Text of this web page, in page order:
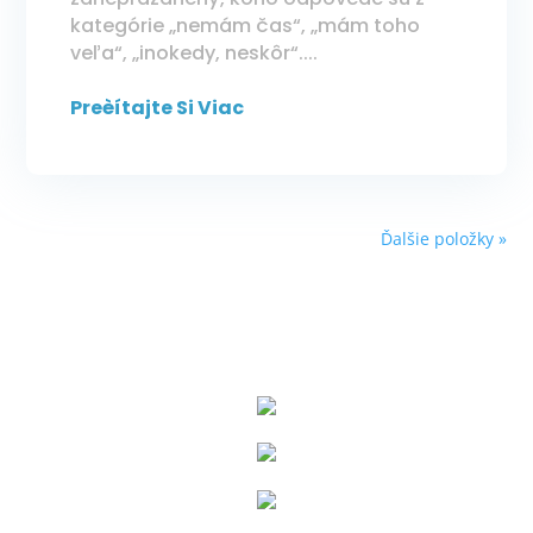
kategórie „nemám čas“, „mám toho
veľa“, „inokedy, neskôr“....
Preèítajte Si Viac
Ďalšie položky »
aktivity – hobby, ktoré má rád